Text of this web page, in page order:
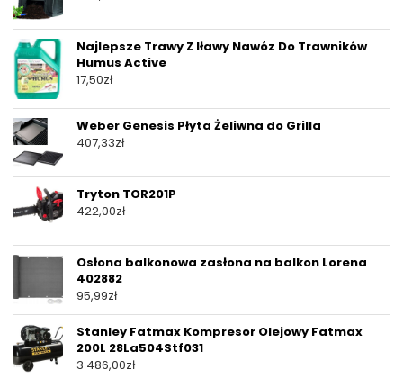
Najlepsze Trawy Z Iławy Nawóz Do Trawników
Humus Active
17,50zł
Weber Genesis Płyta Żeliwna do Grilla
407,33zł
Tryton TOR201P
422,00zł
Osłona balkonowa zasłona na balkon Lorena
402882
95,99zł
Stanley Fatmax Kompresor Olejowy Fatmax
200L 28La504Stf031
3 486,00zł